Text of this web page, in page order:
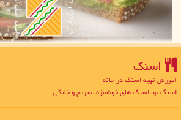
اسنك
آموزش تهیه اسنک در خانه
اسنک یو، اسنک های خوشمزه، سریع و خانگی